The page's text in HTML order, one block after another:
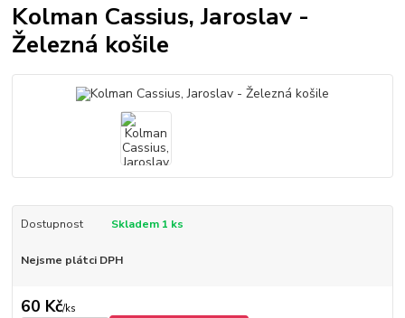
Kolman Cassius, Jaroslav -
Železná košile
Dostupnost Skladem 1 ks
Nejsme plátci DPH
60 Kč/ks